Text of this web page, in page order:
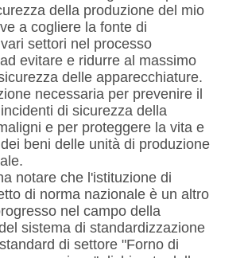
della produzione del mio
a cogliere la fonte di
settori nel processo
evitare e ridurre al massimo
delle apparecchiature.
necessaria per prevenire il
di sicurezza della
e per proteggere la vita e
beni delle unità di produzione
notare che l'istituzione di
di norma nazionale è un altro
nel campo della
sistema di standardizzazione
di settore "Forno di